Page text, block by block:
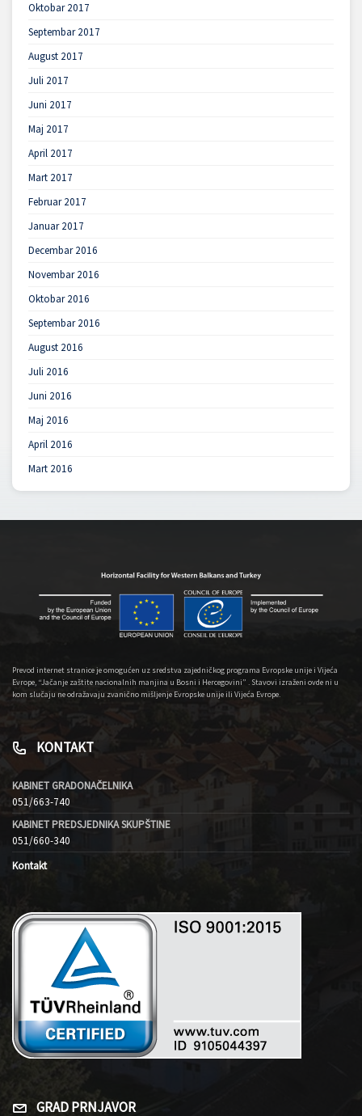
Oktobar 2017
Septembar 2017
August 2017
Juli 2017
Juni 2017
Maj 2017
April 2017
Mart 2017
Februar 2017
Januar 2017
Decembar 2016
Novembar 2016
Oktobar 2016
Septembar 2016
August 2016
Juli 2016
Juni 2016
Maj 2016
April 2016
Mart 2016
Prevod internet stranice je omogućen uz sredstva zajedničkog programa Evropske unije i Vijeća
Evrope, “Jačanje zaštite nacionalnih manjina u Bosni i Hercegovini” . Stavovi izraženi ovde ni u
kom slučaju ne odražavaju zvanično mišljenje Evropske unije ili Vijeća Evrope.
KONTAKT
KABINET GRADONAČELNIKA
051/663-740
KABINET PREDSJEDNIKA SKUPŠTINE
051/660-340
Kontakt
GRAD PRNJAVOR